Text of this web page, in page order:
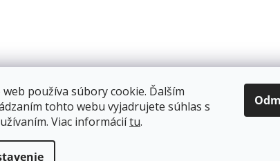
používa súbory cookie. Ďalším
tohto webu vyjadrujete súhlas s
Viac informáciítu.